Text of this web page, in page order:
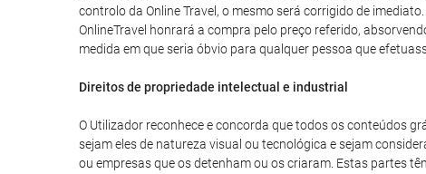
controlo da Online Travel, o mesmo será corrigido de
OnlineTravel honrará a compra pelo preço referido,
medida em que seria óbvio para qualquer pessoa que
Direitos de propriedade intelectual e industrial
O Utilizador reconhece e concorda que todos os conteúdos
sejam eles de natureza visual ou tecnológica e sejam
ou empresas que os detenham ou os criaram. Estas partes